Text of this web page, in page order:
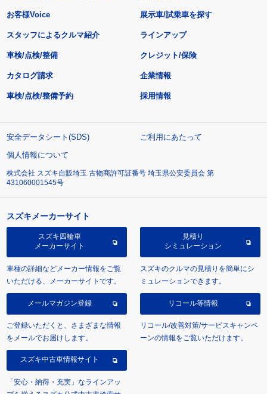
お客様Voice
スタッフによるクルマ紹介
展示車/試乗車を探す
ラインアップ
車検/点検/整備 クレジット/保険
カタログ請求
車検/点検/整備予約
企業情報
採用情報
安全データシート(SDS)
ご利用にあたって
個人情報について
株式会社 スズキ自販埼玉 古物商許可証番号 埼玉県公安委員会 第
431060001545号
スズキメーカーサイト
スズキ四輪車
メーカーサイト
車種の詳細などメーカー情報をご覧
いただける、メーカーサイトです。
見積り
シミュレーション
スズキのクルマの見積りを簡単にシ
ミュレーションできます。
メールマガジン登録
ご登録いただくと、さまざまな情報
をメールでお届けします。
リコール等情報
リコール/改善対策/サービスキャンペ
ーンの情報をご覧いただけます。
スズキ中古車情報サイト
「安心・納得・充実」なラインアッ